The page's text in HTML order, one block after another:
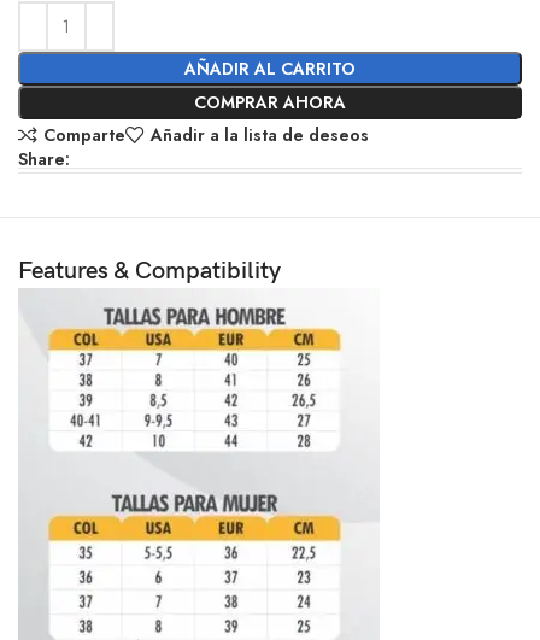
AÑADIR AL CARRITO
COMPRAR AHORA
Comparte
Añadir a la lista de deseos
Share:
Features & Compatibility